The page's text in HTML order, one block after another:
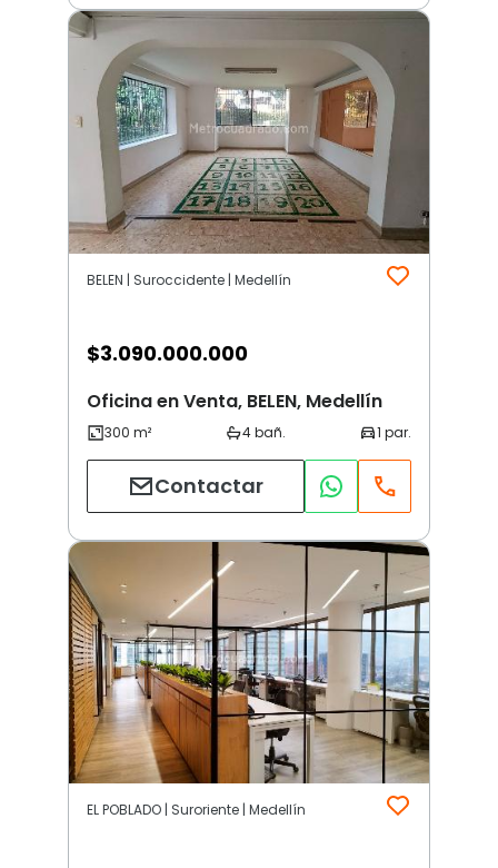
BELEN | Suroccidente | Medellín
$3.090.000.000
Oficina en Venta, BELEN, Medellín
Contactar
EL POBLADO | Suroriente | Medellín